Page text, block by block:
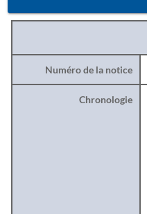
Numéro de la notice
Chronologie